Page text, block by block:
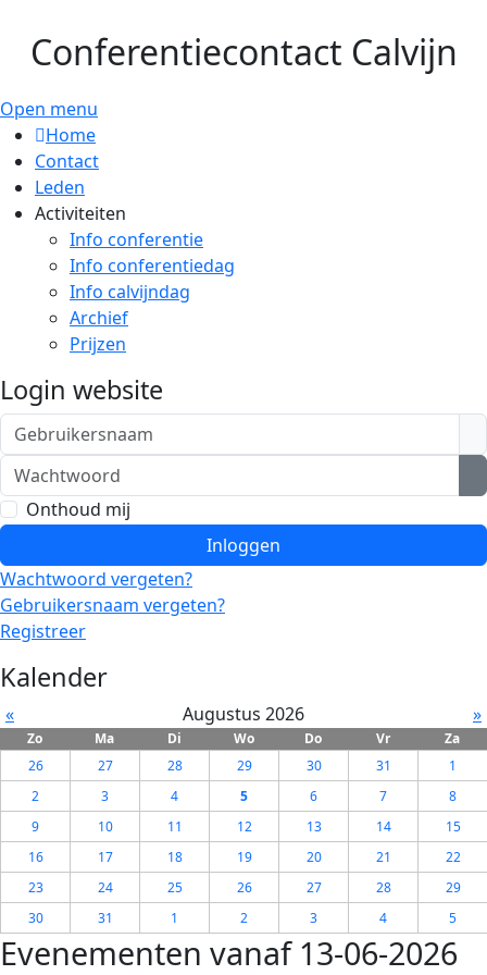
Conferentiecontact Calvijn
Open menu
Home
Contact
Leden
Activiteiten
Info conferentie
Info conferentiedag
Info calvijndag
Archief
Prijzen
Login website
Gebruikersnaam
Wachtwoord
Onthoud mij
Inloggen
Wachtwoord vergeten?
Gebruikersnaam vergeten?
Registreer
Kalender
« Augustus 2026 »
Zo Ma Di Wo Do Vr
Za
26
27 28 29 30 31
1
2
3 4 5 6 7
8
9
10 11 12 13 14
15
16
17 18 19 20 21
22
23
24 25 26 27 28
29
30
31 1 2 3 4 5
Evenementen vanaf 13-06-2026